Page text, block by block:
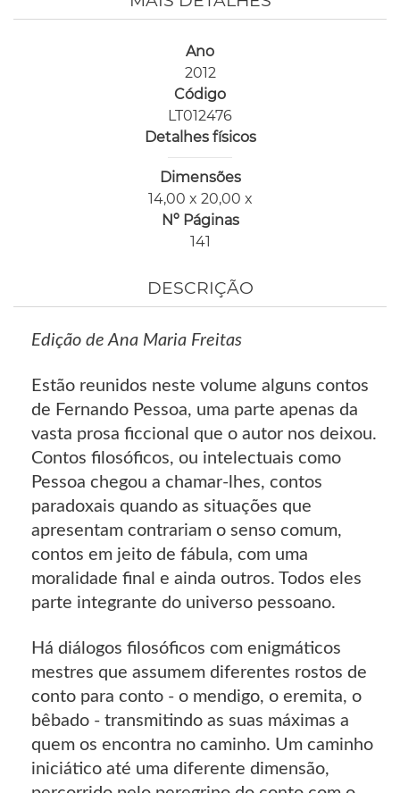
Ano
2012
Código
LT012476
Detalhes físicos
Dimensões
14,00 x 20,00 x
Nº Páginas
141
DESCRIÇÃO
Edição de Ana Maria Freitas
Estão reunidos neste volume alguns contos
de Fernando Pessoa, uma parte apenas da
vasta prosa ficcional que o autor nos deixou.
Contos filosóficos, ou intelectuais como
Pessoa chegou a chamar-lhes, contos
paradoxais quando as situações que
apresentam contrariam o senso comum,
contos em jeito de fábula, com uma
moralidade final e ainda outros. Todos eles
parte integrante do universo pessoano.
Há diálogos filosóficos com enigmáticos
mestres que assumem diferentes rostos de
conto para conto - o mendigo, o eremita, o
bêbado - transmitindo as suas máximas a
quem os encontra no caminho. Um caminho
iniciático até uma diferente dimensão,